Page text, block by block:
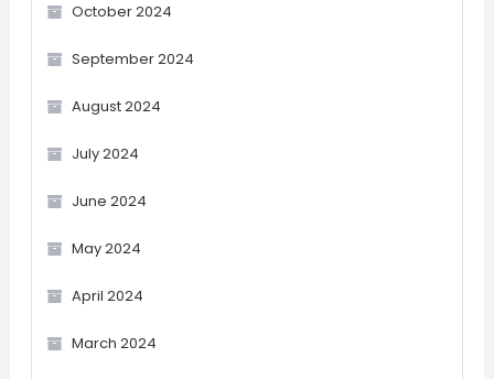
October 2024
September 2024
August 2024
July 2024
June 2024
May 2024
April 2024
March 2024